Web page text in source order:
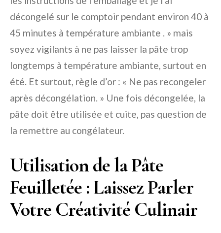
décongelé sur le comptoir pendant environ 40 à
45 minutes à température ambiante . » mais
soyez vigilants à ne pas laisser la pâte trop
longtemps à température ambiante, surtout en
été. Et surtout, règle d’or : « Ne pas recongeler
après décongélation. » Une fois décongelée, la
pâte doit être utilisée et cuite, pas question de
la remettre au congélateur.
Utilisation de la Pâte
Feuilletée : Laissez Parler
Votre Créativité Culinair